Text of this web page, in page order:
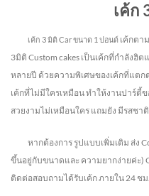
เค้ก
เค้ก 3 มิติ Car ขนาด 1 ปอนด์ เค้กตา
3มิติ Custom cakes เป็นเค้กที่กำลัง
หลายปี ด้วยความพิเศษของเค้กที่แตก
เค้กที่ไม่มีใครเหมือน ทำให้งานปาร์
สวยงามไม่เหมือนใคร แถมยัง มีรสชา
หากต้องการ รูปแบบเพิ่มเติม ส่ง
ขึ้นอยู่กับขนาดและ ความยากง่ายค่ะ)
ติดต่อสอบถามได้รับเค้ก ภายใน 24 ชม